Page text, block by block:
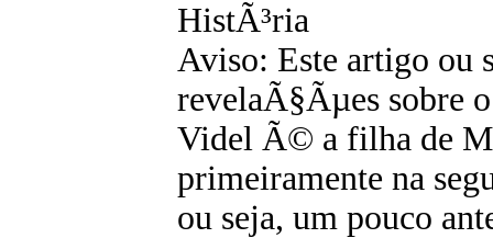
HistÃ³ria
Aviso: Este artigo
revelaÃ§Ãµes sobre
Videl Ã© a filha de
primeiramente na
ou seja, um pouco